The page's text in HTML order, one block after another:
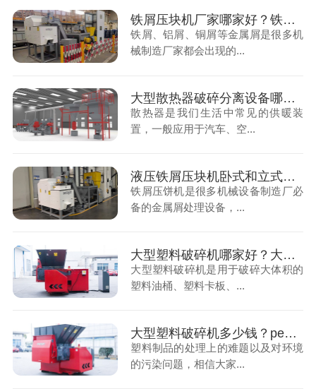
铁屑压块机厂家哪家好？铁屑压块机厂家选择方法
铁屑、铝屑、铜屑等金属屑是很多机
械制造厂家都会出现的...
大型散热器破碎分离设备哪家好？散热器破碎分离设备厂家选择
散热器是我们生活中常见的供暖装
置，一般应用于汽车、空...
液压铁屑压块机卧式和立式的区别
铁屑压饼机是很多机械设备制造厂必
备的金属屑处理设备，...
大型塑料破碎机哪家好？大型塑料破碎机生产厂家选择方法
大型塑料破碎机是用于破碎大体积的
塑料油桶、塑料卡板、...
大型塑料破碎机多少钱？pe薄膜塑料大型破碎机价格分析
塑料制品的处理上的难题以及对环境
的污染问题，相信大家...